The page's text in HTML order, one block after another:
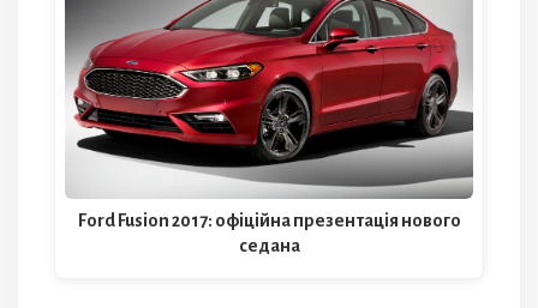
Ford Fusion 2017: офіційна презентація нового
седана